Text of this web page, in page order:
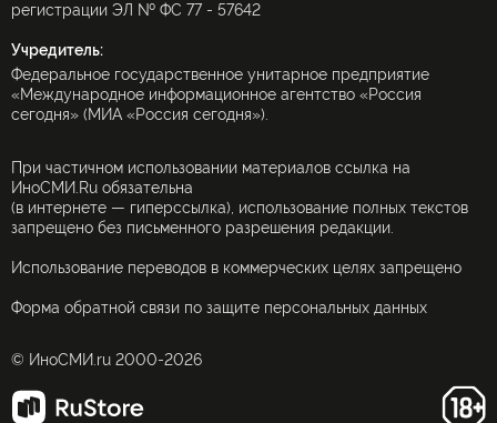
регистрации ЭЛ № ФС 77 - 57642
Учредитель:
Федеральное государственное унитарное предприятие
«Международное информационное агентство «Россия
сегодня» (МИА «Россия сегодня»).
При частичном использовании материалов ссылка на
ИноСМИ.Ru обязательна
(в интернете — гиперссылка), использование полных текстов
запрещено без письменного разрешения редакции.
Использование переводов в коммерческих целях запрещено
Форма обратной связи по защите персональных данных
© ИноСМИ.ru 2000-2026